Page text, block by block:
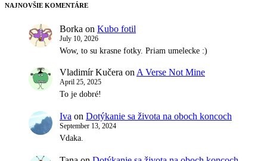
NAJNOVŠIE KOMENTÁRE
Borka on Kubo fotil
July 10, 2026
Wow, to su krasne fotky. Priam umelecke :)
Vladimír Kučera on A Verse Not Mine
April 25, 2025
To je dobré!
Iva on Dotýkanie sa života na oboch koncoch
September 13, 2024
Vdaka.